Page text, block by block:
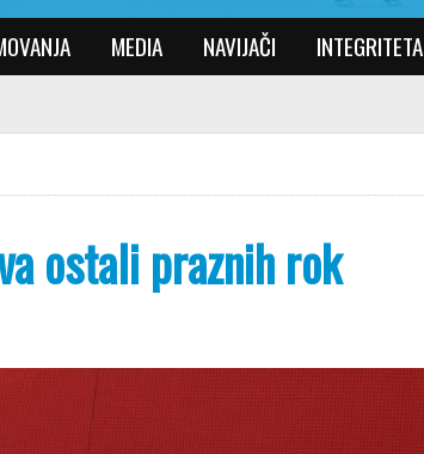
MEDIA NAVIJAČI INTEGRITETA
ostali praznih rok